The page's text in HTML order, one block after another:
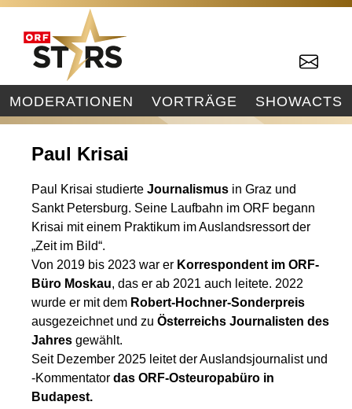
MODERATIONEN VORTRÄGE SHOWACTS
Paul Krisai
Paul Krisai studierteJournalismus in Graz und
Sankt Petersburg. Seine Laufbahn im ORF begann
Krisai mit einem Praktikum im Auslandsressort der
„Zeit im Bild“.
Von 2019 bis 2023 war er Korrespondent im ORF-
Büro Moskau, das er ab 2021 auch leitete. 2022
wurde er mit dem Robert-Hochner-Sonderpreis
ausgezeichnet und zuÖsterreichs Journalisten des
Jahres gewählt.
Seit Dezember 2025 leitet der Auslandsjournalist und
-Kommentatordas ORF-Osteuropabüro in
Budapest.